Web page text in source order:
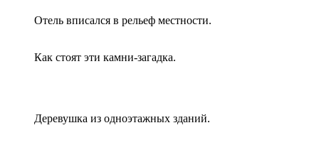
Отель вписался в рельеф местности.
Как стоят эти камни-загадка.
Деревушка из одноэтажных зданий.